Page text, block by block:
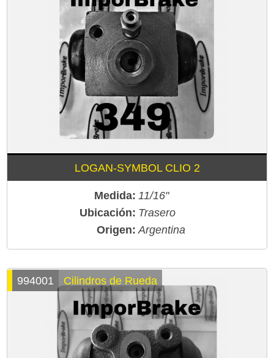
LOGAN-SYMBOL CLIO 2
Medida: 11/16"
Ubicación: Trasero
Origen: Argentina
994001 Cilindros de Rueda